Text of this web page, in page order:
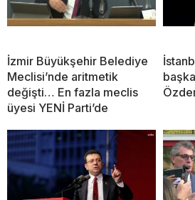
İzmir Büyükşehir Belediye
Meclisi’nde aritmetik
değişti… En fazla meclis
üyesi YENİ Parti’de